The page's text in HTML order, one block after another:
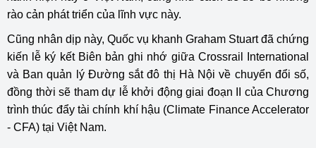
rào cản phát triển của lĩnh vực này.
Cũng nhân dịp này, Quốc vụ khanh Graham Stuart đã chứng
kiến lễ ký kết Biên bản ghi nhớ giữa Crossrail International
và Ban quản lý Đường sắt đô thị Hà Nội về chuyển đổi số,
đồng thời sẽ tham dự lễ khởi động giai đoạn II của Chương
trình thúc đẩy tài chính khí hậu (Climate Finance Accelerator
- CFA) tại Việt Nam.